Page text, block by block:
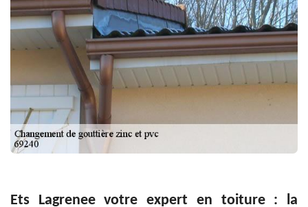
Ets Lagrenee votre expert en toiture : la